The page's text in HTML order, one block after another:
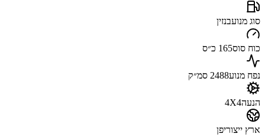
סוג מנועבנזין
כוח סוס165 כ״ס
נפח מנוע2488 סמ״ק
הנעה4X4
ארץ ייצוריפן